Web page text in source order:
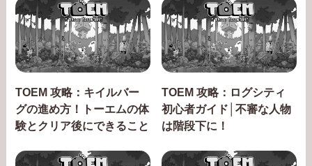
TOEM 攻略：キイルバー
グの進め方！トーエムの体
験とクリア後にできること
TOEM 攻略：ログシティ
初心者ガイド│不審な人物
は階段下に！